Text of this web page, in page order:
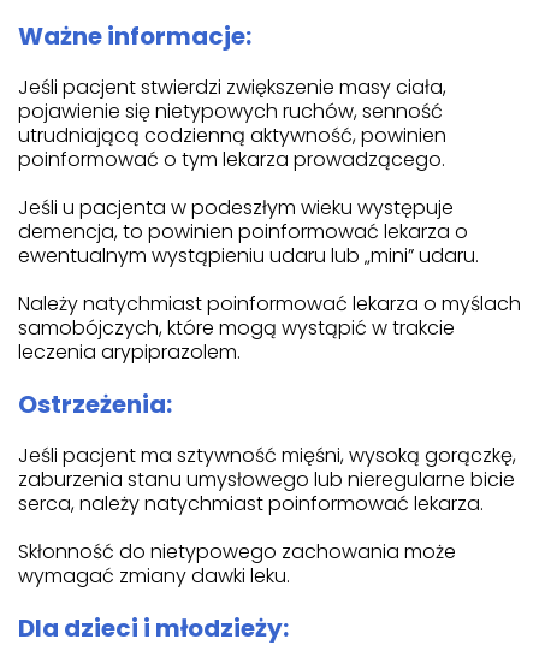
Ważne informacje:
Jeśli pacjent stwierdzi zwiększenie masy ciała,
pojawienie się nietypowych ruchów, senność
utrudniającą codzienną aktywność, powinien
poinformować o tym lekarza prowadzącego.
Jeśli u pacjenta w podeszłym wieku występuje
demencja, to powinien poinformować lekarza o
ewentualnym wystąpieniu udaru lub „mini” udaru.
Należy natychmiast poinformować lekarza o myślach
samobójczych, które mogą wystąpić w trakcie
leczenia arypiprazolem.
Ostrzeżenia:
Jeśli pacjent ma sztywność mięśni, wysoką gorączkę,
zaburzenia stanu umysłowego lub nieregularne bicie
serca, należy natychmiast poinformować lekarza.
Skłonność do nietypowego zachowania może
wymagać zmiany dawki leku.
Dla dzieci i młodzieży: